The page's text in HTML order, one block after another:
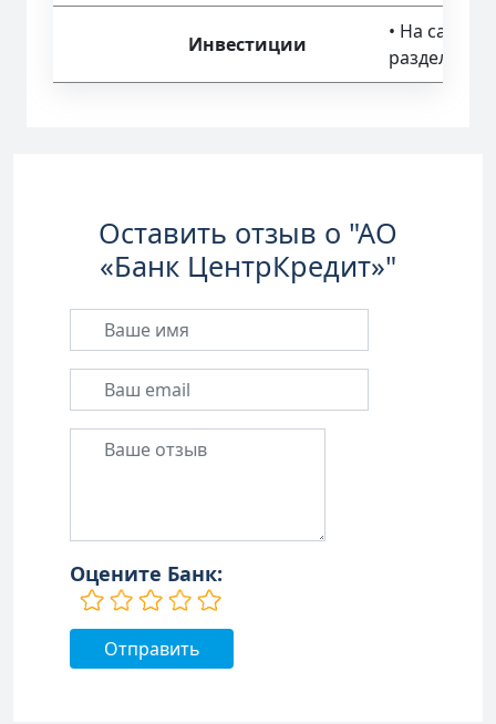
Инвестиции
• На сайте
раздел
Оставить отзыв о "АО
«Банк ЦентрКредит»"
Оцените Банк: